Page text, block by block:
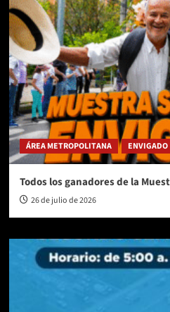
ÁREA METROPOLITANA ENVIGADO
Todos los ganadores de la
26 de julio de 2026